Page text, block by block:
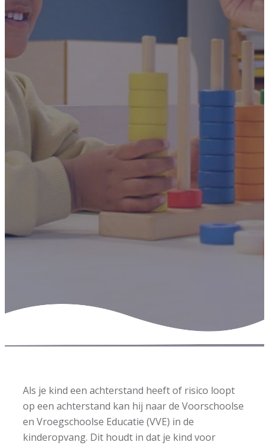
Als je kind een achterstand heeft of risico loopt
op een achterstand kan hij naar de Voorschoolse
en Vroegschoolse Educatie (VVE) in de
kinderopvang. Dit houdt in dat je kind voor